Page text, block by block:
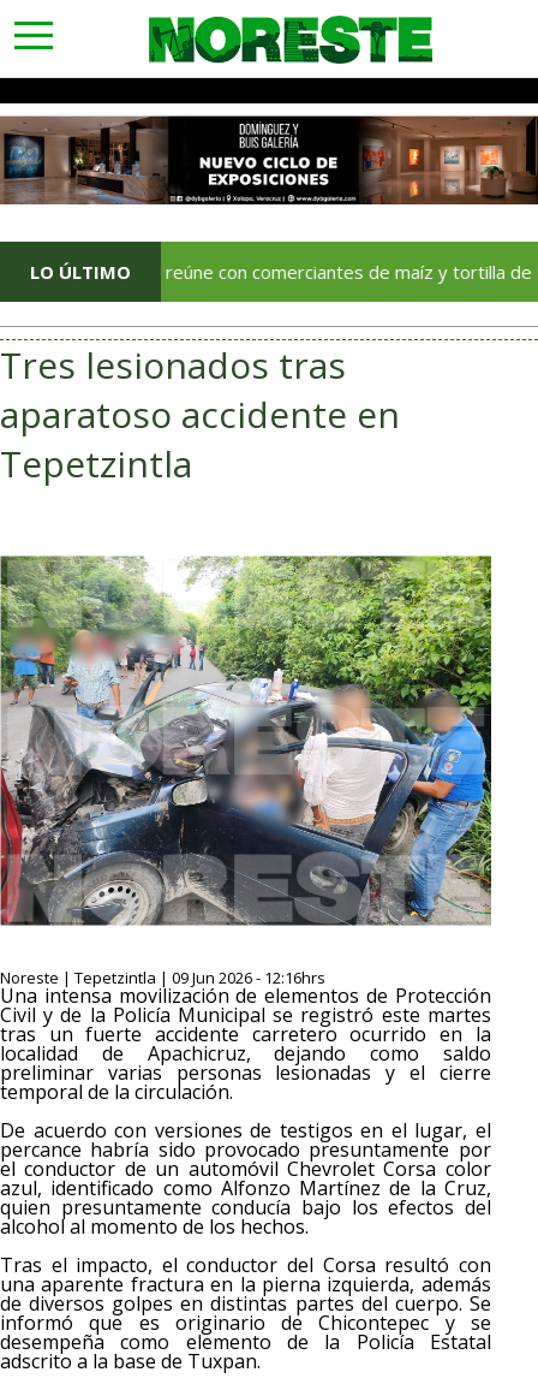
toggle
navigation
LO ÚLTIMO
SAT se reúne con comerciantes de maíz y tortilla de
Tres lesionados tras
aparatoso accidente en
Tepetzintla
Noreste | Tepetzintla | 09 Jun 2026 - 12:16hrs
Una intensa movilización de elementos de Protección
Civil y de la Policía Municipal se registró este martes
tras un fuerte accidente carretero ocurrido en la
localidad de Apachicruz, dejando como saldo
preliminar varias personas lesionadas y el cierre
temporal de la circulación.
De acuerdo con versiones de testigos en el lugar, el
percance habría sido provocado presuntamente por
el conductor de un automóvil Chevrolet Corsa color
azul, identificado como Alfonzo Martínez de la Cruz,
quien presuntamente conducía bajo los efectos del
alcohol al momento de los hechos.
Tras el impacto, el conductor del Corsa resultó con
una aparente fractura en la pierna izquierda, además
de diversos golpes en distintas partes del cuerpo. Se
informó que es originario de Chicontepec y se
desempeña como elemento de la Policía Estatal
adscrito a la base de Tuxpan.